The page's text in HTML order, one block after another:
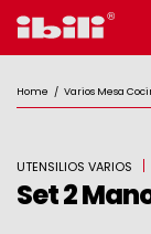
Home / Varios Mesa
UTENSILIOS VARIOS
Set 2